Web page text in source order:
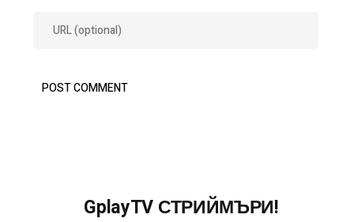
GplayTV СТРИЙМЪРИ!